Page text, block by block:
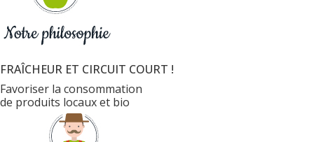
FRAÎCHEUR ET CIRCUIT COURT !
Favoriser la consommation
de produits locaux et bio